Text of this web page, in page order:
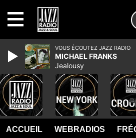
ACCUEIL WEBRADIOS
VOUS ÉCOUTEZ JAZZ RADIO
MICHAEL FRANKS
Jealousy